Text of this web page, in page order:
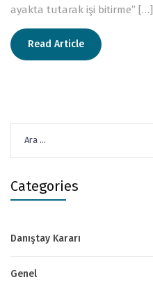
ayakta tutarak işi bitirme” […]
Read Article
Categories
Danıştay Kararı
Genel